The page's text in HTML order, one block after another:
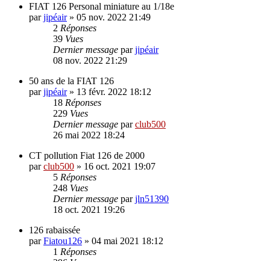
FIAT 126 Personal miniature au 1/18e
parjipéair» 05 nov. 2022 21:49
2 Réponses
39 Vues
Dernier message parjipéair
08 nov. 2022 21:29
50 ans de la FIAT 126
parjipéair» 13 févr. 2022 18:12
18 Réponses
229 Vues
Dernier message parclub500
26 mai 2022 18:24
CT pollution Fiat 126 de 2000
parclub500 » 16 oct. 2021 19:07
5 Réponses
248 Vues
Dernier message parjln51390
18 oct. 2021 19:26
126 rabaissée
parFiatou126 » 04 mai 2021 18:12
1 Réponses